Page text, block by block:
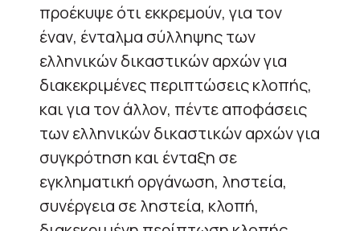
προέκυψε ότι εκκρεμούν, για τον
έναν, ένταλμα σύλληψης των
ελληνικών δικαστικών αρχών για
διακεκριμένες περιπτώσεις κλοπής,
και για τον άλλον, πέντε αποφάσεις
των ελληνικών δικαστικών αρχών για
συγκρότηση και ένταξη σε
εγκληματική οργάνωση, ληστεία,
συνέργεια σε ληστεία, κλοπή,